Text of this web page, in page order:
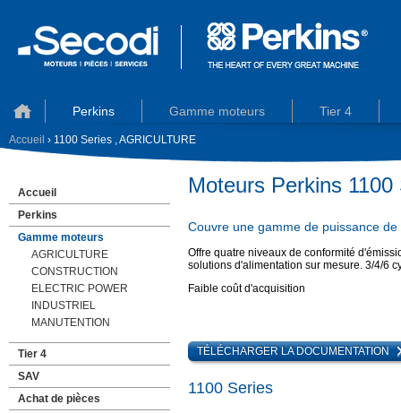
Perkins Gamme moteurs Tier 4
Accueil › 1100 Series , AGRICULTURE
Accueil
Perkins
Gamme moteurs
AGRICULTURE
CONSTRUCTION
ELECTRIC POWER
INDUSTRIEL
MANUTENTION
Tier 4
SAV
Achat de pièces
Moteurs Perkins
Couvre une gamme de puissance
Offre quatre niveaux de conformité
solutions d'alimentation sur mesure. 3/4/6
Faible coût d'acquisition
TÉLÉCHARGER LA DOCUMENTATION
1100 Series